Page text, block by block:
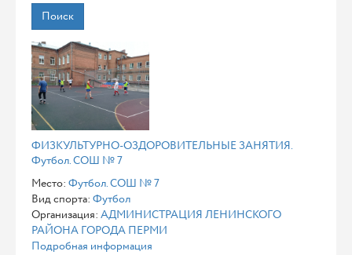
Поиск
ФИЗКУЛЬТУРНО-ОЗДОРОВИТЕЛЬНЫЕ ЗАНЯТИЯ.
Футбол. СОШ № 7
Место: Футбол. СОШ № 7
Вид спорта: Футбол
Организация: АДМИНИСТРАЦИЯ ЛЕНИНСКОГО
РАЙОНА ГОРОДА ПЕРМИ
Подробная информация